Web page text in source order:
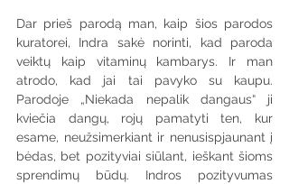
Dar prieš parodą man, kaip šios parodos
kuratorei, Indra sakė norinti, kad paroda
veiktų kaip vitaminų kambarys. Ir man
atrodo, kad jai tai pavyko su kaupu.
Parodoje „Niekada nepalik dangaus“ ji
kviečia dangų, rojų pamatyti ten, kur
esame, neužsimerkiant ir nenusispjaunant į
bėdas, bet pozityviai siūlant, ieškant šioms
sprendimų būdų. Indros pozityvumas